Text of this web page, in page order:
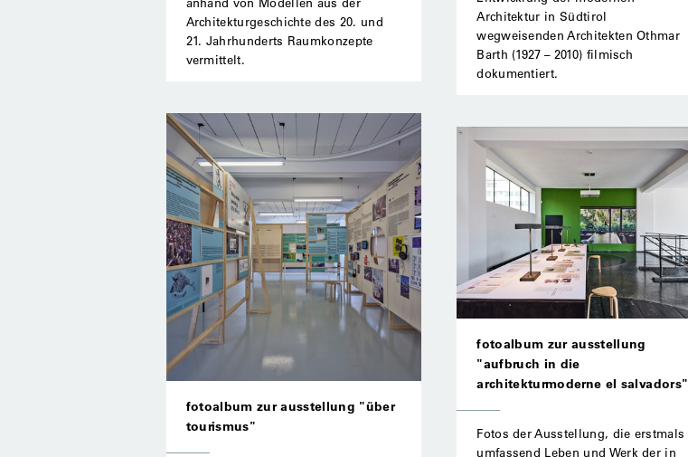
Architekturgeschichte des 20. und
21. Jahrhunderts Raumkonzepte
vermittelt.
Architektur in Südtirol
wegweisenden Architekten Othmar
Barth (1927 – 2010) ­filmisch
dokumentiert.
fotoalbum zur ausstellung "über
tourismus"
fotoalbum zur ausstellung
"aufbruch in die
architekturmoderne el salvadors"
Fotos der Ausstellung, die erstmals
umfassend Leben und Werk der in